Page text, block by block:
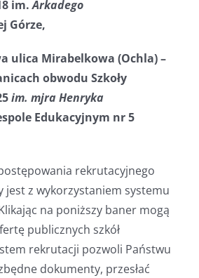
im.Arkadego
Górze,
ulica Mirabelkowa (Ochla) –
obwodu Szkoły
im. mjra Henryka
Edukacyjnym nr 5
rekrutacyjnego
z wykorzystaniem systemu
na poniższy baner mogą
publicznych szkół
rekrutacji pozwoli Państwu
dokumenty, przesłać